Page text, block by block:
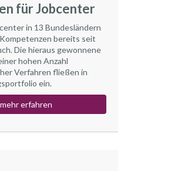
für Jobcenter
in 13 Bundesländern
bereits seit
Die hieraus gewonnene
hohen Anzahl
Verfahren fließen in
ein.
mehr erfahren